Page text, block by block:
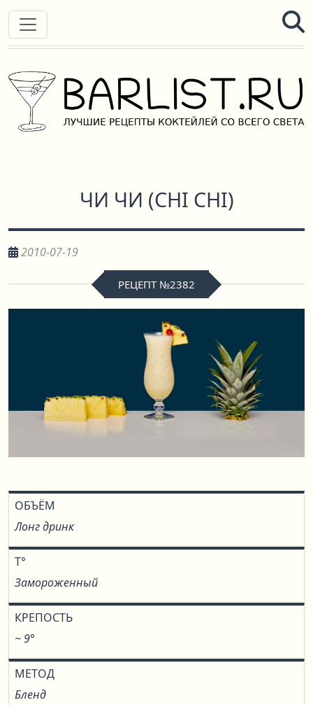
ЧИ ЧИ (CHI CHI)
2010-07-19
РЕЦЕПТ №2382
ОБЪЁМ
Лонг дринк
T°
Замороженный
КРЕПОСТЬ
~ 9°
МЕТОД
Бленд